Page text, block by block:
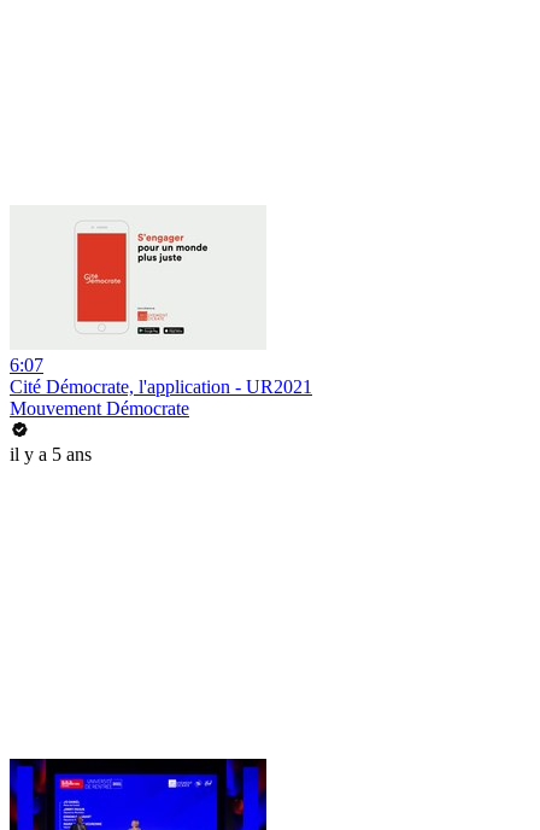
6:07
Cité Démocrate, l'application - UR2021
Mouvement Démocrate
il y a 5 ans